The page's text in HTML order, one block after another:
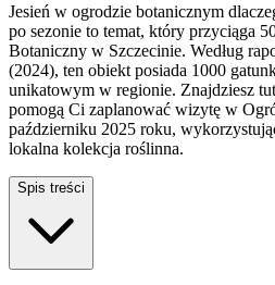
Jesień w ogrodzie botanicznym
po sezonie to temat, który przyciąga
Botaniczny w Szczecinie. Według
(2024), ten obiekt posiada 1000
unikatowym w regionie. Znajdziesz
pomogą Ci zaplanować wizytę w
październiku 2025 roku,
lokalna kolekcja roślinna.
Spis treści